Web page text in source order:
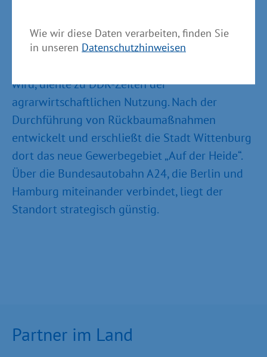
Wie wir diese Daten verarbeiten, finden Sie
in unseren Datenschutzhinweisen
Das Areal mit einer Fläche von rund 70.800 m
wird, diente zu DDR-Zeiten der
agrarwirtschaftlichen Nutzung. Nach der
Durchführung von Rückbaumaßnahmen
entwickelt und erschließt die Stadt Wittenburg
dort das neue Gewerbegebiet „Auf der Heide“.
Über die Bundesautobahn A24, die Berlin und
Hamburg miteinander verbindet, liegt der
Standort strategisch günstig.
Partner im Land